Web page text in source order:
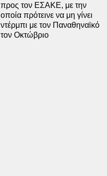
προς τον ΕΣΑΚΕ, με την
οποία πρότεινε να μη γίνει
ντέρμπι με τον Παναθηναϊκό
τον Οκτώβριο